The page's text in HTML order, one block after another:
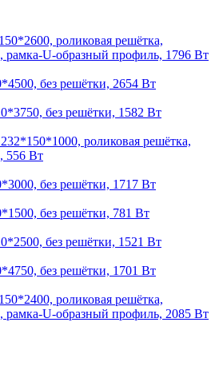
роликовая решётка,
U-образный профиль, 1796 Вт
без решётки, 2654 Вт
без решётки, 1582 Вт
роликовая решётка,
556 Вт
без решётки, 1717 Вт
без решётки, 781 Вт
без решётки, 1521 Вт
без решётки, 1701 Вт
роликовая решётка,
U-образный профиль, 2085 Вт